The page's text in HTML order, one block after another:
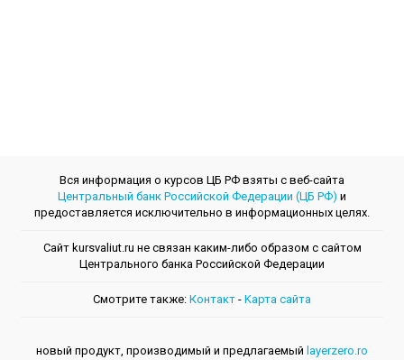
Вся информация о курсов ЦБ РФ взяты с веб-сайта
Центральный банк Российской Федерации (ЦБ РФ) и
предоставляется исключительно в информационных целях.
Сайт kursvaliut.ru не связан каким-либо образом с сайтом
Центрального банкa Российской Федерации
Смотрите также: Контакт - Kарта сайта
новый продукт, производимый и предлагаемый layerzero.ro